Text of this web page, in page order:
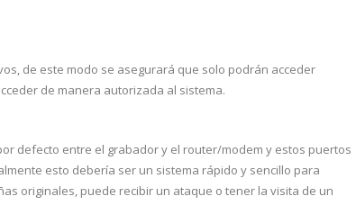
de este modo se asegurará que solo podrán acceder
de manera autorizada al sistema.
defecto entre el grabador y el router/modem y estos puertos
esto debería ser un sistema rápido y sencillo para
originales, puede recibir un ataque o tener la visita de un